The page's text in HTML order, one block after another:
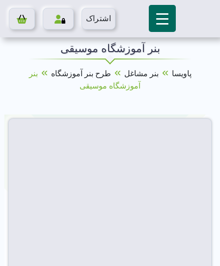
اشتراک
بنر آموزشگاه موسیقی
پاویسا » بنر مشاغل » طرح بنر آموزشگاه » بنر
آموزشگاه موسیقی